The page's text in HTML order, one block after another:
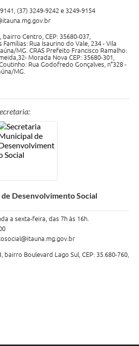
(37) 3249-9242 e 3249-9154
bairro Centro, CEP: 35680-037,
Famílias: Rua Isaurino do Vale, 234 - Vila
MG. CRAS Prefeito Francisco Ramalho:
Morada Nova CEP: 35680-301,
Rua Godofredo Gonçalves, n°328 -
MG.
Desenvolvimento Social
a sexta-feira, das 7h às 16h.
bairro Boulevard Lago Sul, CEP: 35.680-760,